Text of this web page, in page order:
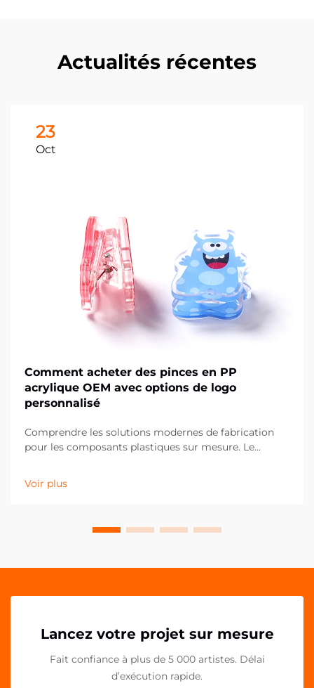
Actualités récentes
23
Oct
Comment acheter des pinces en PP
acrylique OEM avec options de logo
personnalisé
Comprendre les solutions modernes de fabrication
pour les composants plastiques sur mesure. Le
notamment dans le domaine des composants
plastiques personnalisés comme les clips en PP
Voir plus
Lancez votre projet sur mesure
Fait confiance à plus de 5 000 artistes. Délai
d’exécution rapide.